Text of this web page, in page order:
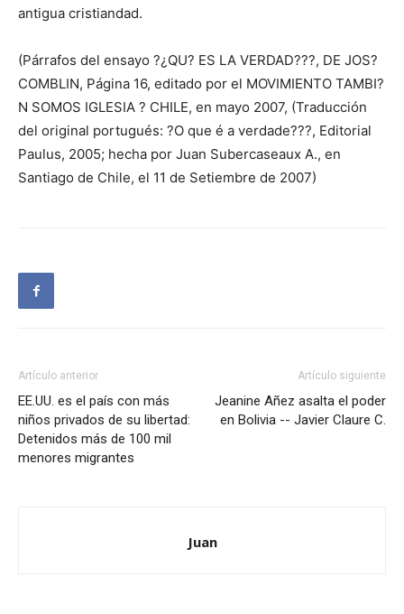
antigua cristiandad.
(Párrafos del ensayo ?¿QU? ES LA VERDAD???, DE JOS?
COMBLIN, Página 16, editado por el MOVIMIENTO TAMBI?
N SOMOS IGLESIA ? CHILE, en mayo 2007, (Traducción
del original portugués: ?O que é a verdade???, Editorial
Paulus, 2005; hecha por Juan Subercaseaux A., en
Santiago de Chile, el 11 de Setiembre de 2007)
Artículo anterior
EE.UU. es el país con más
niños privados de su libertad:
Detenidos más de 100 mil
menores migrantes
Artículo siguiente
Jeanine Añez asalta el poder
en Bolivia -- Javier Claure C.
Juan